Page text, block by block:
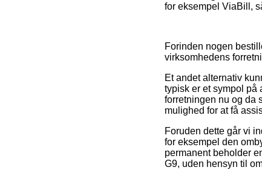
for eksempel ViaBill,
Forinden nogen
virksomhedens
Et andet alternativ
typisk er et sympol på
forretningen nu og da
mulighed for at få
Foruden dette går vi
for eksempel den
permanent beholder
G9, uden hensyn til